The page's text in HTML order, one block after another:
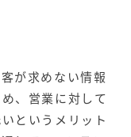
が求めない情報
、営業に対して
というメリット